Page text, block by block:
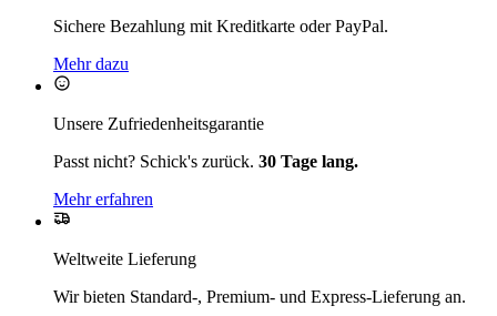
Sichere Bezahlung mit Kreditkarte oder PayPal.
Mehr dazu
Unsere Zufriedenheitsgarantie
Passt nicht? Schick's zurück. 30 Tage lang.
Mehr erfahren
Weltweite Lieferung
Wir bieten Standard-, Premium- und Express-Lieferung an.